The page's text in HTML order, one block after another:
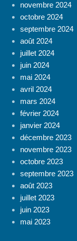
novembre 2024
octobre 2024
septembre 2024
août 2024
juillet 2024
juin 2024
mai 2024
avril 2024
mars 2024
février 2024
janvier 2024
décembre 2023
novembre 2023
octobre 2023
septembre 2023
août 2023
juillet 2023
juin 2023
mai 2023